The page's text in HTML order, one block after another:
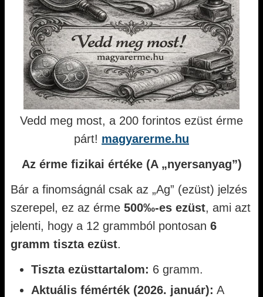
Vedd meg most, a 200 forintos ezüst érme
párt! magyarerme.hu
Az érme fizikai értéke (A „nyersanyag”)
Bár a finomságnál csak az „Ag” (ezüst) jelzés
szerepel, ez az érme 500‰-es ezüst, ami azt
jelenti, hogy a 12 grammból pontosan 6
gramm tiszta ezüst.
Tiszta ezüsttartalom: 6 gramm.
Aktuális fémérték (2026. január): A